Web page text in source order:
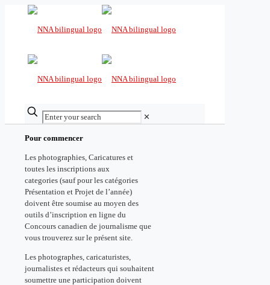
✕
Pour commencer
Les photographies, Caricatures et
toutes les inscriptions aux
categories (sauf pour les catégories
Présentation et Projet de l’année)
doivent être soumise au moyen des
outils d’inscription en ligne du
Concours canadien de journalisme que
vous trouverez sur le présent site.
Les photographes, caricaturistes,
journalistes et rédacteurs qui souhaitent
soumettre une participation doivent